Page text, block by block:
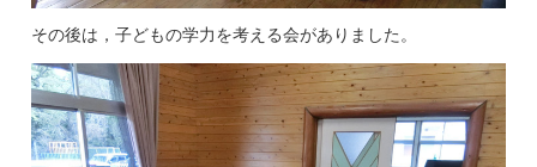
その後は，子どもの学力を考える会がありました。